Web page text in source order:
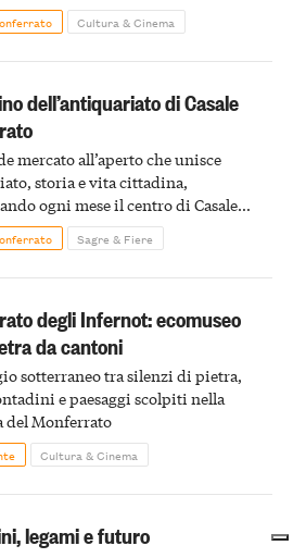
Cultura & Cinema
dell’antiquariato di Casale
mercato all’aperto che unisce
storia e vita cittadina,
ogni mese il centro di Casale
in un luogo di scoperta e racconto
Sagre & Fiere
degli Infernot: ecomuseo
da cantoni
sotterraneo tra silenzi di pietra,
e paesaggi scolpiti nella
del Monferrato
Cultura & Cinema
legami e futuro